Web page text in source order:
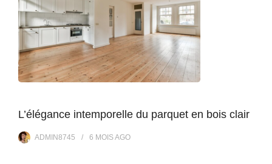
L’élégance intemporelle du parquet en bois clair
ADMIN8745 6 MOISAGO